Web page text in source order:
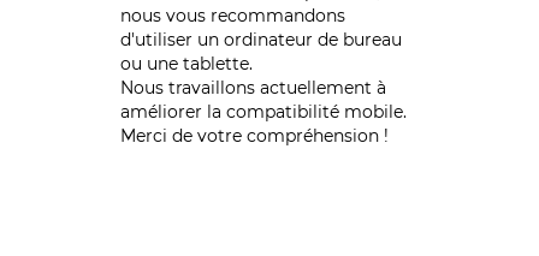
nous vous recommandons
d'utiliser un ordinateur de bureau
ou une tablette.
Nous travaillons actuellement à
améliorer la compatibilité mobile.
Merci de votre compréhension !